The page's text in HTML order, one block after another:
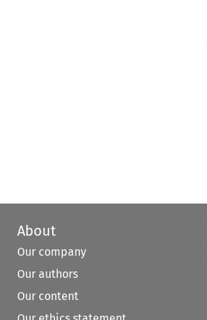
About
Our company
Our authors
Our content